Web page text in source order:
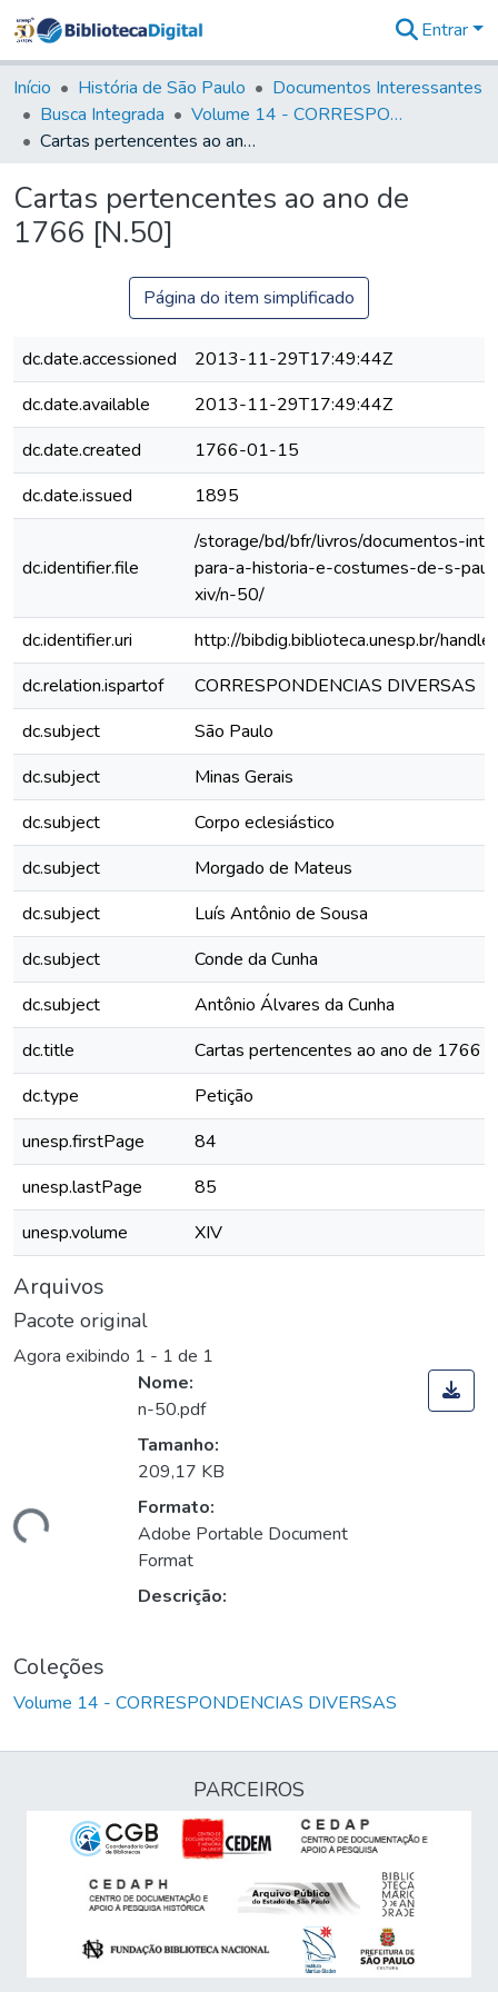
&
Coleções
Tudo na
Biblioteca
Estatísticas
Entrar
Início História de São Paulo
Documentos Interessantes
Busca Integrada
Volume 14 - CORRESPONDENCIAS DIVERSAS
Cartas pertencentes ao ano de 1766 [N.50]
Cartas pertencentes ao ano de
1766 [N.50]
Página do item simplificado
dc.date.accessioned
2013-11-29T17:49:44Z
dc.date.available
2013-11-29T17:49:44Z
dc.date.created
1766-01-15
dc.date.issued
1895
dc.identifier.file
/storage/bd/bfr/livros/documentos-
para-a-historia-e-costumes-de-s-
xiv/n-50/
dc.identifier.uri
http://bibdig.biblioteca.unesp.br/
dc.relation.ispartof
CORRESPONDENCIAS DIVERSAS
dc.subject
São Paulo
dc.subject
Minas Gerais
dc.subject
Corpo eclesiástico
dc.subject
Morgado de Mateus
dc.subject
Luís Antônio de Sousa
dc.subject
Conde da Cunha
dc.subject
Antônio Álvares da Cunha
dc.title
Cartas pertencentes ao ano de 1766
dc.type
Petição
unesp.firstPage
84
unesp.lastPage
85
unesp.volume
XIV
Arquivos
Pacote original
Agora exibindo 1 - 1 de 1
Nome:
n-50.pdf
Tamanho:
209,17 KB
Formato:
Adobe Portable Document
Format
Descrição:
Coleções
Volume 14 - CORRESPONDENCIAS DIVERSAS
PARCEIROS